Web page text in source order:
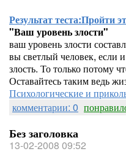
Результат теста:Пройти
"Ваш уровень злости"
ваш уровень злости
вы светлый человек, если
злость. То только потому
Оставайтесь таким ведь
Психологические и
комментарии: 0
Без заголовка
13-02-2008 09:52